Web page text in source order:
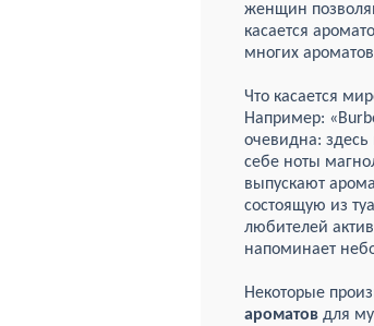
женщин
касается
многих
Что касается
Например:
очевидна:
себе ноты
выпускают
состоящую из
любителей
напоминает
Некоторые
ароматов для